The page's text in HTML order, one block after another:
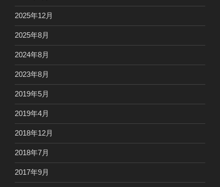
2025年12月
2025年8月
2024年8月
2023年8月
2019年5月
2019年4月
2018年12月
2018年7月
2017年9月